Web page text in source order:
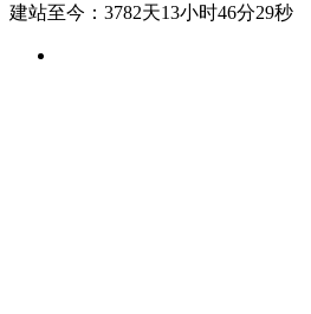
建站至今：3782天13小时46分30秒